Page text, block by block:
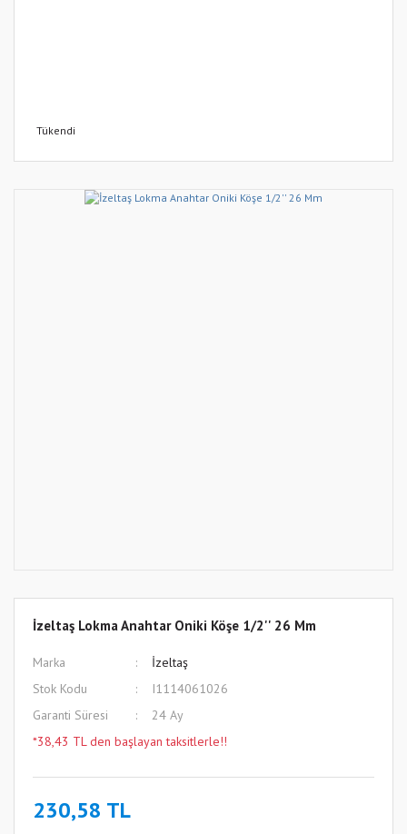
Tükendi
İzeltaş Lokma Anahtar Oniki Köşe 1/2'' 26 Mm
Marka
İzeltaş
Stok Kodu
I1114061026
Garanti Süresi
24 Ay
*38,43 TL den başlayan taksitlerle!!
230,58 TL